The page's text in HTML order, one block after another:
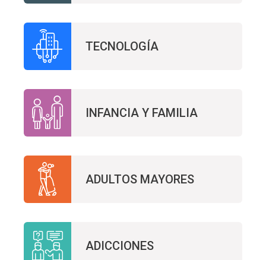
TECNOLOGÍA
INFANCIA Y FAMILIA
ADULTOS MAYORES
ADICCIONES